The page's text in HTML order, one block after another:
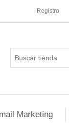
Registro
Marketing